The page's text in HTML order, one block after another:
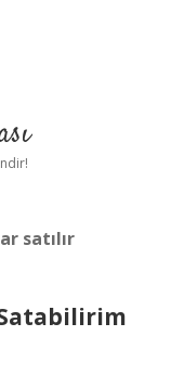
satılır
Satabilirim